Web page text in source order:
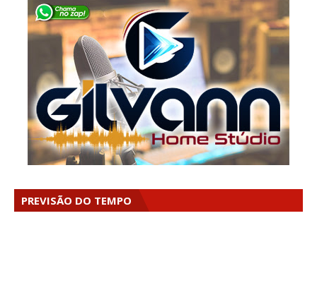
PREVISÃO DO TEMPO